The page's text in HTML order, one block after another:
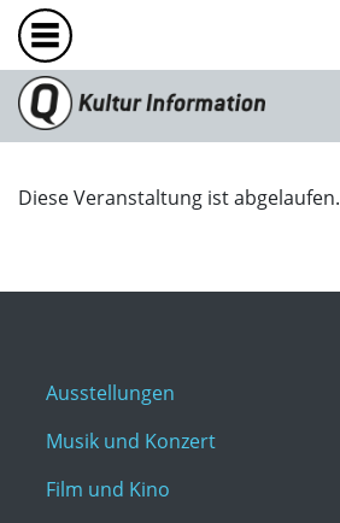
Diese Veranstaltung ist abgelaufen.
Ausstellungen
Musik und Konzert
Film und Kino